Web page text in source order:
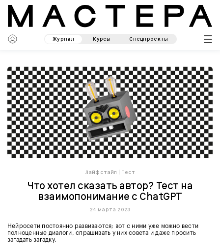
Журнал Курсы Спецпроекты
Лайфстайл Тест
Что хотел сказать автор? Тест на
взаимопонимание с ChatGPT
24 марта 2023
Нейросети постоянно развиваются; вот с ними уже можно вести
полноценные диалоги, спрашивать у них совета и даже просить
загадать загадку.